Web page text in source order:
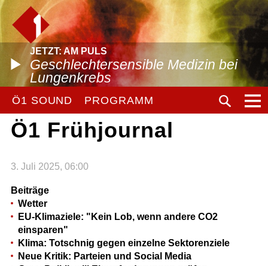
JETZT: AM PULS
Geschlechtersensible Medizin bei
Lungenkrebs
Ö1 SOUND PROGRAMM
Ö1 Frühjournal
3. Juli 2025, 06:00
Beiträge
Wetter
EU-Klimaziele: "Kein Lob, wenn andere CO2
einsparen"
Klima: Totschnig gegen einzelne Sektorenziele
Neue Kritik: Parteien und Social Media